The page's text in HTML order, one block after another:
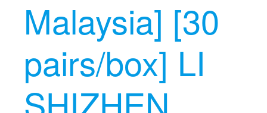
Malaysia] [30
pairs/box] LI